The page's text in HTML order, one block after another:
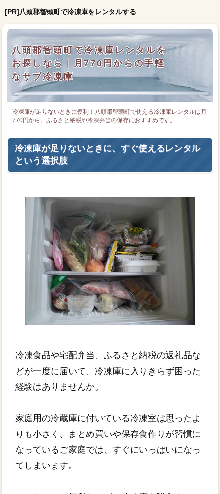
[PR]八頭郡智頭町で冷凍庫をレンタルする
八頭郡智頭町で冷凍庫レンタルを
お探しなら｜月770円からの手軽
なサブ冷凍庫
冷凍庫が足りないときに便利！八頭郡智頭町で使える冷凍庫レンタルは月
770円から。ふるさと納税や冷凍弁当の保存におすすめです。
冷凍庫が足りないときに、すぐ使えるレンタル
という選択肢
冷凍食品や宅配弁当、ふるさと納税の返礼品な
どが一度に届いて、冷凍庫に入りきらず困った
経験はありませんか。
家庭用の冷蔵庫に付いている冷凍室は思ったよ
りも小さく、まとめ買いや保存食作りが習慣に
なっているご家庭では、すぐにいっぱいになっ
てしまいます。